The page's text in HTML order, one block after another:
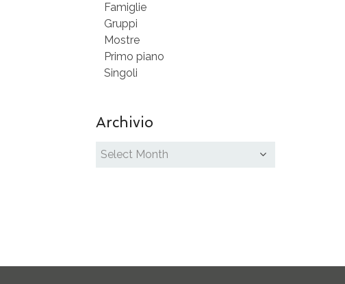
Famiglie
Gruppi
Mostre
Primo piano
Singoli
Archivio